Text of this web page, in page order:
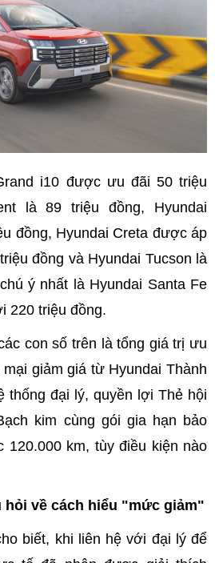
i10 được ưu đãi 50 triệu
là 89 triệu đồng, Hyundai
đồng, Hyundai Creta được áp
đồng và Hyundai Tucson là
ý nhất là Hyundai Santa Fe
220 triệu đồng.
con số trên là tổng giá trị ưu
giảm giá từ Hyundai Thành
thống đại lý, quyền lợi Thẻ hội
kim cùng gói gia hạn bảo
120.000 km, tùy điều kiện nào
hỏi về cách hiểu "mức giảm"
biết, khi liên hệ với đại lý để